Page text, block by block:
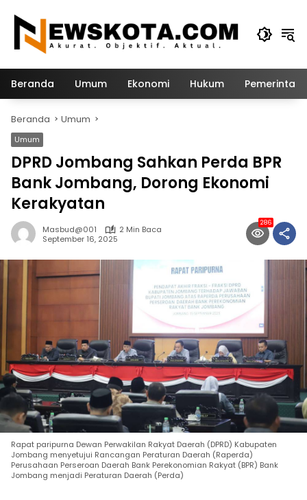
konten
Beranda Umum Ekonomi Hukum
Beranda Umum
Umum
DPRD Jombang Sahkan Perda BPR
Bank Jombang, Dorong Ekonomi
Kerakyatan
Masbud@001
2 Min Baca
September 16, 2025
286
Rapat paripurna Dewan Perwakilan Rakyat Daerah (DPRD) Kabupaten
Jombang menyetujui Rancangan Peraturan Daerah (Raperda)
Perusahaan Perseroan Daerah Bank Perekonomian Rakyat (BPR) Bank
Jombang menjadi Peraturan Daerah (Perda)